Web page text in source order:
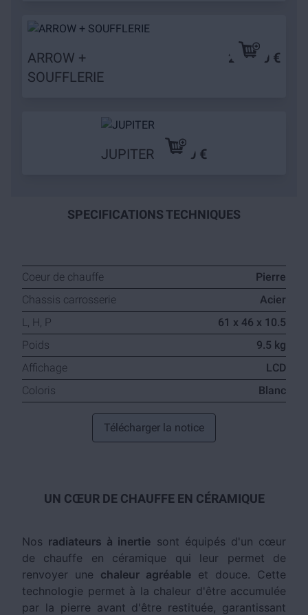
ARROW +
SOUFFLERIE
249,90 €
JUPITER 79,90 €
SPECIFICATIONS TECHNIQUES
Coeur de chauffe
Pierre
Chassis carrosserie
Acier
L, H, P
61 x 46 x 10.5
Poids
9.5 kg
Affichage
LCD
Coloris
Blanc
Télécharger la notice
UN CŒUR DE CHAUFFE EN CÉRAMIQUE
Nos radiateurs à inertie sont équipés d'un cœur
de chauffe en céramique qui leur permet de
renvoyer une chaleur agréable et douce. Cette
technologie permet à la chaleur d'être accumulée
par la pierre avant d'être restituée, garantissant